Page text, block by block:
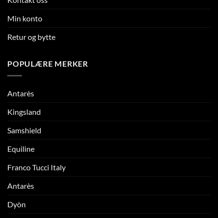
Min konto
Retur og bytte
POPULÆRE MERKER
Antarès
Kingsland
Samshield
Equiline
Franco Tucci Italy
Antarès
Dyòn